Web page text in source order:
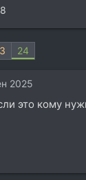
24
2025
это кому